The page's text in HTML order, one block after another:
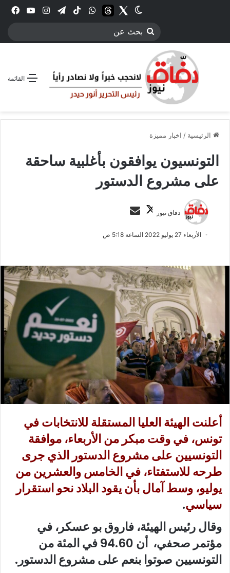
انستقرامتيلقرام‫TikTokواتسابthreadsTwitter
الوضع المظلم
بحث
القائمة
الرئيسية / اخبار مميزة
التونسيون يوافقون بأغلبية ساحقة
على مشروع الدستور
دفاق نيوز
ت
ب
ل
ى
X
س
ر
ي
د
ا
إ
ل
ك
ت
ر
و
ن
ي
ا
الأربعاء 27 يوليو 2022 الساعة 5:18 ص
أعلنت الهيئة العليا المستقلة للانتخابات في
تونس، في وقت مبكر من الأربعاء، موافقة
التونسيين على مشروع الدستور الذي جرى
طرحه للاستفتاء، في الخامس والعشرين من
يوليو، وسط آمال بأن يقود البلاد نحو استقرار
سياسي.
وقال رئيس الهيئة، فاروق بو عسكر، في
مؤتمر صحفي، أن 94.60 في المئة من
التونسيين صوتوا بنعم على مشروع الدستور.